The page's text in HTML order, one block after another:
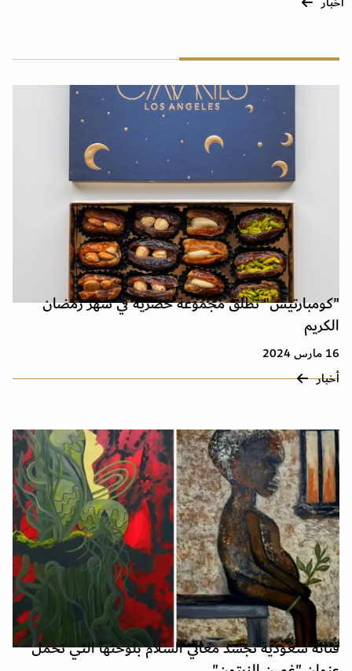
"كومبارتيس" تُطلق مجموعة حصرية في شهر رمضان
الكريم
16 مارس 2024
أخبار
فنانة سعودية تجسد معاني السلام بلوحتها التي تحمل